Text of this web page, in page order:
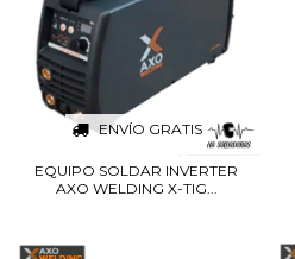
ENVÍO GRATIS
EQUIPO SOLDAR INVERTER
AXO WELDING X-TIG...